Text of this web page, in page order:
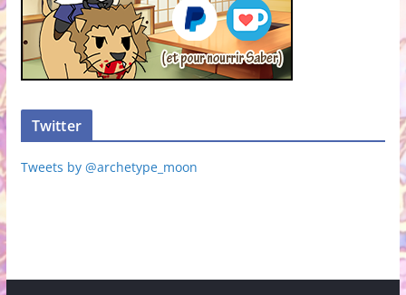
Twitter
Tweets by @archetype_moon